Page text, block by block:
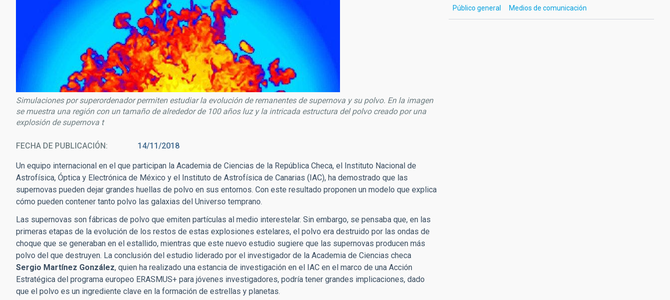
navegación
Simulaciones por superordenador permiten estudiar la evolución de remanentes de supernova y su polvo. En la imagen
se muestra una región con un tamaño de alrededor de 100 años luz y la intricada estructura del polvo creado por una
explosión de supernova t
FECHA DE PUBLICACIÓN 14/11/2018
Un equipo internacional en el que participan la Academia de Ciencias de la República Checa, el Instituto Nacional de
Astrofísica, Óptica y Electrónica de México y el Instituto de Astrofísica de Canarias (IAC), ha demostrado que las
supernovas pueden dejar grandes huellas de polvo en sus entornos. Con este resultado proponen un modelo que explica
cómo pueden contener tanto polvo las galaxias del Universo temprano.
Las supernovas son fábricas de polvo que emiten partículas al medio interestelar. Sin embargo, se pensaba que, en las
primeras etapas de la evolución de los restos de estas explosiones estelares, el polvo era destruido por las ondas de
choque que se generaban en el estallido, mientras que este nuevo estudio sugiere que las supernovas producen más
polvo del que destruyen. La conclusión del estudio liderado por el investigador de la Academia de Ciencias checa
Sergio Martínez González, quien ha realizado una estancia de investigación en el IAC en el marco de una Acción
Estratégica del programa europeo ERASMUS+ para jóvenes investigadores, podría tener grandes implicaciones, dado
que el polvo es un ingrediente clave en la formación de estrellas y planetas.
Público general Medios de comunicación